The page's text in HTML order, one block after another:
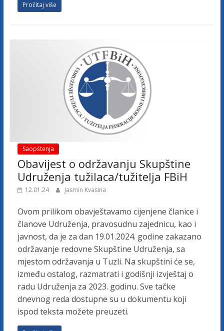
Pročitaj više
Saopštenja
Obavijest o održavanju Skupštine
Udruženja tužilaca/tužitelja FBiH
12.01.24 Jasmin Kvasina
Ovom prilikom obavještavamo cijenjene članice i
članove Udruženja, pravosudnu zajednicu, kao i
javnost, da je za dan 19.01.2024. godine zakazano
održavanje redovne Skupštine Udruženja, sa
mjestom održavanja u Tuzli. Na skupštini će se,
između ostalog, razmatrati i godišnji izvještaj o
radu Udruženja za 2023. godinu. Sve tačke
dnevnog reda dostupne su u dokumentu koji
ispod teksta možete preuzeti.